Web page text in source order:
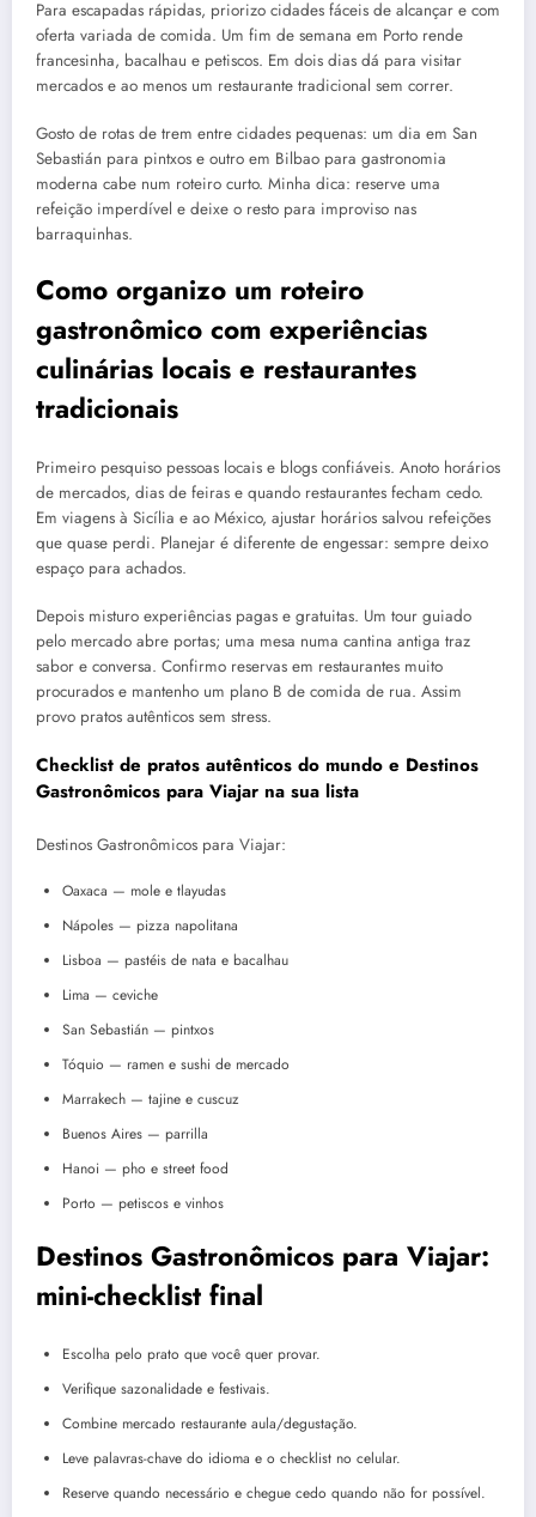
Para escapadas rápidas, priorizo cidades fáceis de alcançar e com
oferta variada de comida. Um fim de semana em Porto rende
francesinha, bacalhau e petiscos. Em dois dias dá para visitar
mercados e ao menos um restaurante tradicional sem correr.
Gosto de rotas de trem entre cidades pequenas: um dia em San
Sebastián para pintxos e outro em Bilbao para gastronomia
moderna cabe num roteiro curto. Minha dica: reserve uma
refeição imperdível e deixe o resto para improviso nas
barraquinhas.
Como organizo um roteiro
gastronômico com experiências
culinárias locais e restaurantes
tradicionais
Primeiro pesquiso pessoas locais e blogs confiáveis. Anoto horários
de mercados, dias de feiras e quando restaurantes fecham cedo.
Em viagens à Sicília e ao México, ajustar horários salvou refeições
que quase perdi. Planejar é diferente de engessar: sempre deixo
espaço para achados.
Depois misturo experiências pagas e gratuitas. Um tour guiado
pelo mercado abre portas; uma mesa numa cantina antiga traz
sabor e conversa. Confirmo reservas em restaurantes muito
procurados e mantenho um plano B de comida de rua. Assim
provo pratos autênticos sem stress.
Checklist de pratos autênticos do mundo e Destinos
Gastronômicos para Viajar na sua lista
Destinos Gastronômicos para Viajar:
Oaxaca — mole e tlayudas
Nápoles — pizza napolitana
Lisboa — pastéis de nata e bacalhau
Lima — ceviche
San Sebastián — pintxos
Tóquio — ramen e sushi de mercado
Marrakech — tajine e cuscuz
Buenos Aires — parrilla
Hanoi — pho e street food
Porto — petiscos e vinhos
Destinos Gastronômicos para Viajar:
mini-checklist final
Escolha pelo prato que você quer provar.
Verifique sazonalidade e festivais.
Combine mercado restaurante aula/degustação.
Leve palavras-chave do idioma e o checklist no celular.
Reserve quando necessário e chegue cedo quando não for possível.